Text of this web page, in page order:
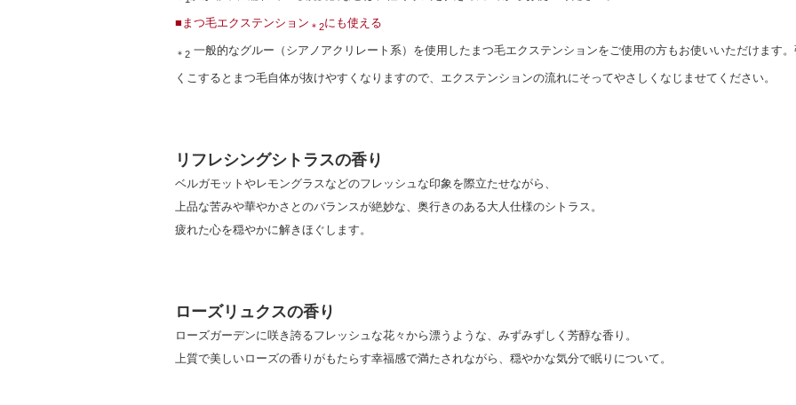
■まつ毛エクステンション ＊2にも使える
＊2 一般的なグルー（シアノアクリレート系）を使用したまつ毛エクステンションをご使用の方もお使いいただけます
くこするとまつ毛自体が抜けやすくなりますので、エクステンションの流れにそってやさしくなじませてください。
リフレシングシトラスの香り
ベルガモットやレモングラスなどのフレッシュな印象を際立たせながら、
上品な苦みや華やかさとのバランスが絶妙な、奥行きのある大人仕様のシトラス。
疲れた心を穏やかに解きほぐします。
ローズリュクスの香り
ローズガーデンに咲き誇るフレッシュな花々から漂うような、みずみずしく芳醇な香り。
上質で美しいローズの香りがもたらす幸福感で満たされながら、穏やかな気分で眠りについて。